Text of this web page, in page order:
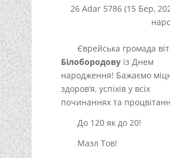
26 Adar 5786 (15 Бер,
Єврейська громада
Білобородовуіз Днем
народження! Бажаємо
здоров’я, успіхів у всіх
починаннях та
До 120 як до 20!
Мазл Тов!